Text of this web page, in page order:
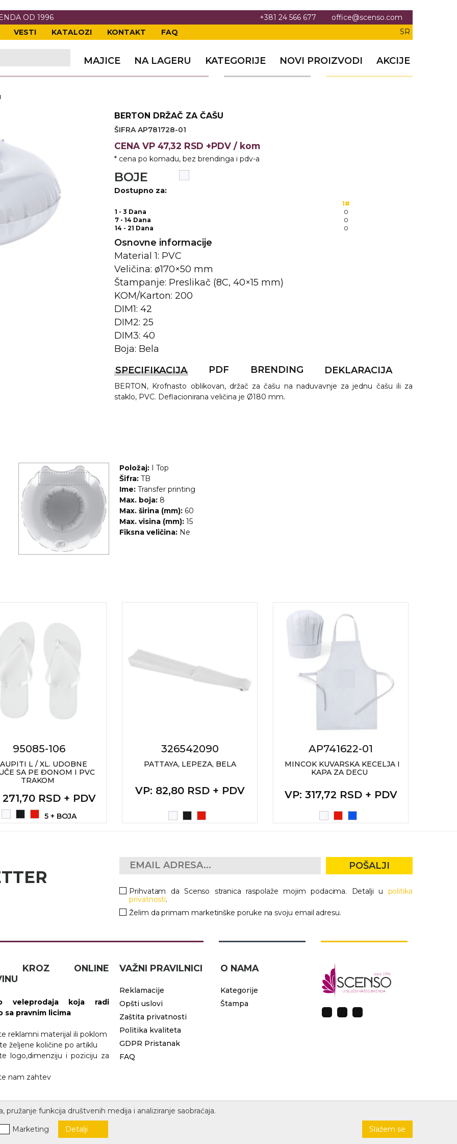
OD 1996 +381 24 566 677
office@scenso.com
VESTI KATALOZI KONTAKT FAQ SR
MAJICE NA LAGERU KATEGORIJE NOVI PROIZVODI AKCIJE
OPREMA
I PANOI
RADNA
BERTON DRŽAČ ZA ČAŠU
ŠIFRA AP781728-01
CENA VP 47,32 RSD +PDV / kom
* cena po komadu, bez brendinga i pdv-a
BOJE
Dostupno za:
1#
1 - 3 Dana
0
7 - 14 Dana
0
14 - 21 Dana
0
Osnovne informacije
Material 1: PVC
Veličina: ø170×50 mm
Štampanje: Preslikač (8C, 40×15 mm)
KOM/Karton: 200
DIM1: 42
DIM2: 25
DIM3: 40
Boja: Bela
SPECIFIKACIJA
PDF BRENDING DEKLARACIJA
BERTON, Krofnasto oblikovan, držač za čašu na naduvavnje za jednu čašu ili za
staklo, PVC. Deflacionirana veličina je Ø180 mm.
Položaj: I Top
Šifra: TB
Ime: Transfer printing
Max. boja: 8
Max. širina (mm): 60
Max. visina (mm): 15
Fiksna veličina: Ne
95085-106
L / XL. UDOBNE
SA PE ĐONOM I PVC
TRAKOM
271,70 RSD + PDV
5 + BOJA
326542090
PATTAYA, LEPEZA, BELA
VP: 82,80 RSD + PDV
AP741622-01
MINCOK KUVARSKA KECELJA I
KAPA ZA DECU
VP: 317,72 RSD + PDV
POŠALJI
Prihvatam da Scenso stranica raspolaže mojim podacima. Detalji u politika
privatnosti.
Želim da primam marketinške poruke na svoju email adresu.
KROZ ONLINE
veleprodaja koja radi
sa pravnim licima
reklamni materijal ili poklom
željene količine po artiklu
logo,dimenziju i poziciju za
nam zahtev
VAŽNI PRAVILNICI
Reklamacije
Opšti uslovi
Zaštita privatnosti
Politika kvaliteta
GDPR Pristanak
FAQ
O NAMA
Kategorije
Štampa
Copyright 1996 - 2026 Scenso | code by
pružanje funkcija društvenih medija i analiziranje saobraćaja.
Marketing Detalji Slažem se